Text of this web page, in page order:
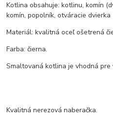
Kotlina obsahuje: kotlinu, komín
komín, popolník, otváracie
Materiál: kvalitná oceľ ošetrená
Farba: čierna.
Smaltovaná kotlina je vhodná pre
Kvalitná nerezová naberačka.